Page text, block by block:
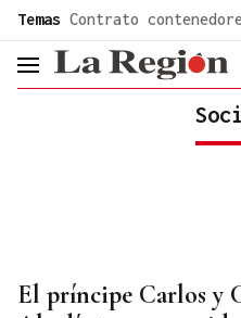
Temas Contrato
header.menu.open
El príncipe Carlos y